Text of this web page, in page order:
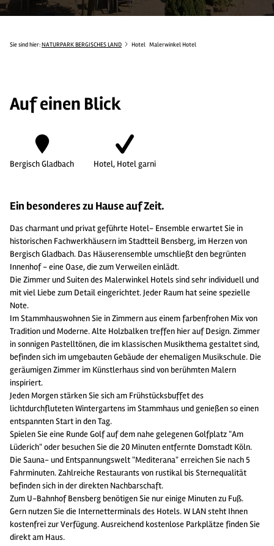
Sie sind hier:NATURPARK BERGISCHES LAND Hotel Malerwinkel Hotel
Auf einen Blick
Bergisch Gladbach Hotel, Hotel garni
Ein besonderes zu Hause auf Zeit.
Das charmant und privat geführte Hotel- Ensemble erwartet Sie in
historischen Fachwerkhäusern im Stadtteil Bensberg, im Herzen von
Bergisch Gladbach. Das Häuserensemble umschließt den begrünten
Innenhof - eine Oase, die zum Verweilen einlädt.
Die Zimmer und Suiten des Malerwinkel Hotels sind sehr individuell und
mit viel Liebe zum Detail eingerichtet. Jeder Raum hat seine spezielle
Note.
Im Stammhauswohnen Sie in Zimmern aus einem farbenfrohen Mix von
Tradition und Moderne. Alte Holzbalken treffen hier auf Design. Zimmer
in sonnigen Pastelltönen, die im klassischen Musikthema gestaltet sind,
befinden sich im umgebauten Gebäude der ehemaligen Musikschule. Die
geräumigen Zimmer im Künstlerhaus sind von berühmten Malern
inspiriert.
Jeden Morgen stärken Sie sich am Frühstücksbuffet des
lichtdurchfluteten Wintergartens im Stammhaus und genießen so einen
entspannten Start in den Tag.
Spielen Sie eine Runde Golf auf dem nahe gelegenen Golfplatz "Am
Lüderich" oder besuchen Sie die 20 Minuten entfernte Domstadt Köln.
Die Sauna- und Entspannungswelt "Mediterana" erreichen Sie nach 5
Fahrminuten. Zahlreiche Restaurants von rustikal bis Sternequalität
befinden sich in der direkten Nachbarschaft.
Zum U-Bahnhof Bensberg benötigen Sie nur einige Minuten zu Fuß.
Gern nutzen Sie die Internetterminals des Hotels. W LAN steht Ihnen
kostenfrei zur Verfügung. Ausreichend kostenlose Parkplätze finden Sie
direkt am Haus.